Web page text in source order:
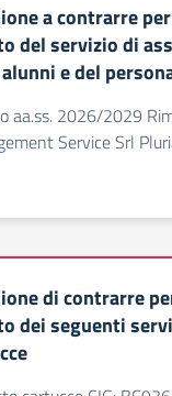
a contrarre
del servizio di
e del
aa.ss. 2026/2029
Service Srl
di contrarre
dei seguenti